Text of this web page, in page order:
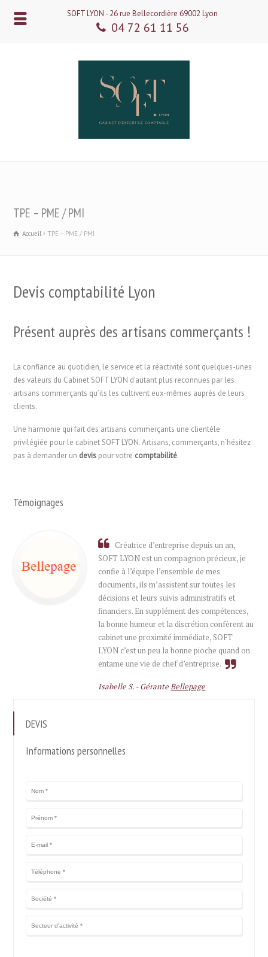
SOFT LYON - 26 rue Bellecordière 69002 Lyon
04 72 61 11 56
TPE – PME / PMI
Accueil TPE – PME / PMI
Devis comptabilité Lyon
Présent auprès des artisans commerçants !
La confiance au quotidien, le service et la réactivité sont quelques-unes
des valeurs du Cabinet SOFT LYON d’autant plus reconnues par les
artisans commerçants qu’ils les cultivent eux-mêmes auprès de leurs
clients.
Une harmonie qui fait des artisans commerçants une clientèle
privilégiée pour le cabinet SOFT LYON. Artisans, commerçants, n’hésitez
pas à demander un devis pour votre comptabilité.
Témoignages
Créatrice d’entreprise depuis un an,
SOFT LYON est un compagnon précieux, je
confie à l’équipe l’ensemble de mes
documents, ils m’assistent sur toutes les
décisions et leurs suivis administratifs et
financiers. En supplément des compétences,
la bonne humeur et la discrétion confèrent au
cabinet une proximité immédiate, SOFT
LYON c’est un peu la bonne pioche quand on
entame une vie de chef d’entreprise.
Isabelle S. -GéranteBellepage
DEVIS
Informations personnelles